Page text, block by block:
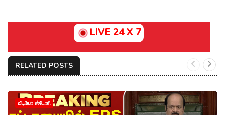
LIVE 24 X 7
RELATED POSTS
வீடியோ ஸ்டோரி